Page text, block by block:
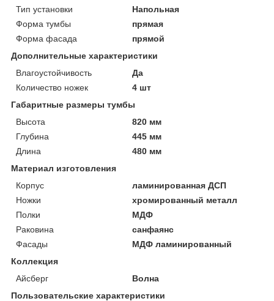
Тип установки
Напольная
Форма тумбы
прямая
Форма фасада
прямой
Дополнительные характеристики
Влагоустойчивость
Да
Количество ножек
4 шт
Габаритные размеры тумбы
Высота
820 мм
Глубина
445 мм
Длина
480 мм
Материал изготовления
Корпус
ламинированная ДСП
Ножки
хромированный металл
Полки
МДФ
Раковина
санфаянс
Фасады
МДФ ламинированный
Коллекция
Айсберг
Волна
Пользовательские характеристики